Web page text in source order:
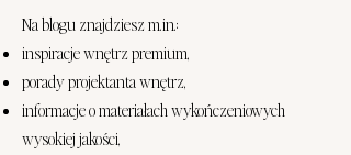
Na blogu znajdziesz m.in.:
inspiracje wnętrz premium,
porady projektanta wnętrz,
informacje o materiałach wykończeniowych
wysokiej jakości,